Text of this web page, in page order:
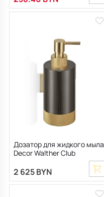
Дозатор для жидкого мыла
Decor Walther Club
0855967, темный матовый
металл/ золото матовое
2 625 BYN